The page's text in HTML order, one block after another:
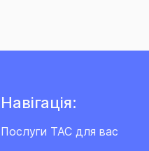
Навігація:
Послуги ТАС для вас